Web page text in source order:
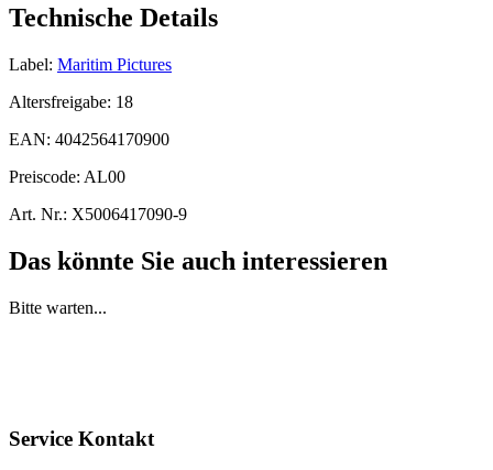
Technische Details
Label: Maritim Pictures
Altersfreigabe: 18
EAN: 4042564170900
Preiscode: AL00
Art. Nr.: X5006417090-9
Das könnte Sie auch interessieren
Bitte warten...
Service Kontakt